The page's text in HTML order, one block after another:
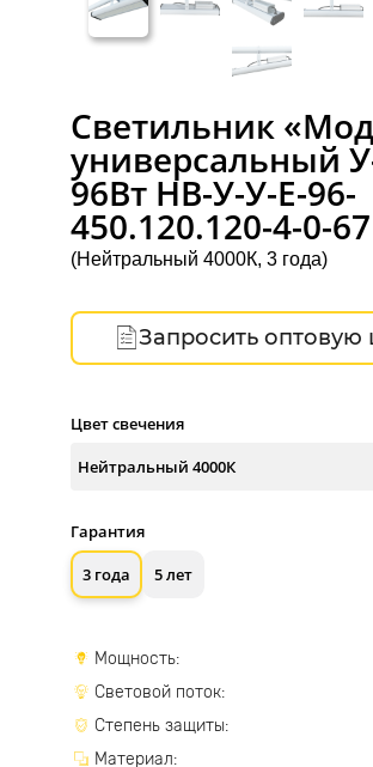
Светильник
универсальный
96Вт НВ-У-У-Е-96-
450.120.120-4-0-67
(Нейтральный 4000К, 3 года)
Запросить оптовую
Цвет свечения
Гарантия
3 года
5 лет
Мощность:
Световой поток:
Степень защиты:
Материал: